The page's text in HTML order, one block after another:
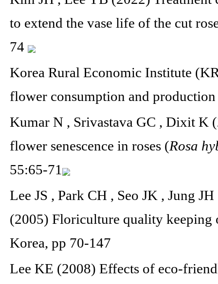
to extend the vase life of the cut
74
Korea Rural Economic Institute
flower consumption and
Kumar N , Srivastava GC , Dixit K
flower senescence in roses (Rosa
55:65-71
Lee JS , Park CH , Seo JK , Jung
(2005) Floriculture quality keeping
Korea, pp 70-147
Lee KE (2008) Effects of eco-